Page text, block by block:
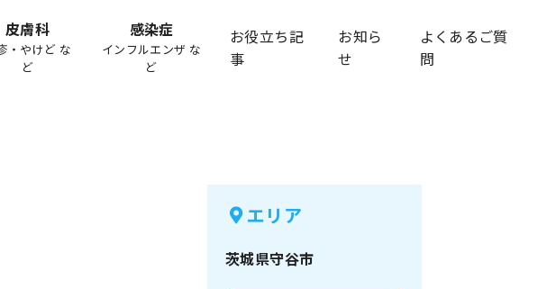
皮膚科
・やけど な
ど
感染症
インフルエンザ な
ど
お役立ち記
事
お知ら
せ
よくあるご質
問
エリア
茨城県守谷市